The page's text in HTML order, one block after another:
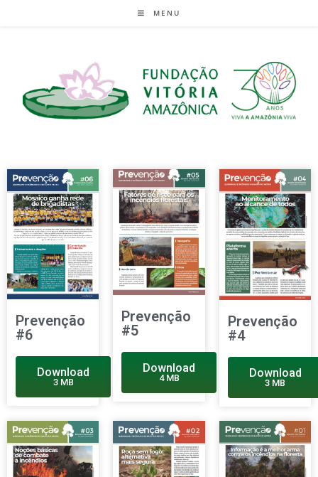
MENU
Prevenção
#6
Download
3 MB
Prevenção
#5
Download
4 MB
Prevenção
#4
Download
3 MB